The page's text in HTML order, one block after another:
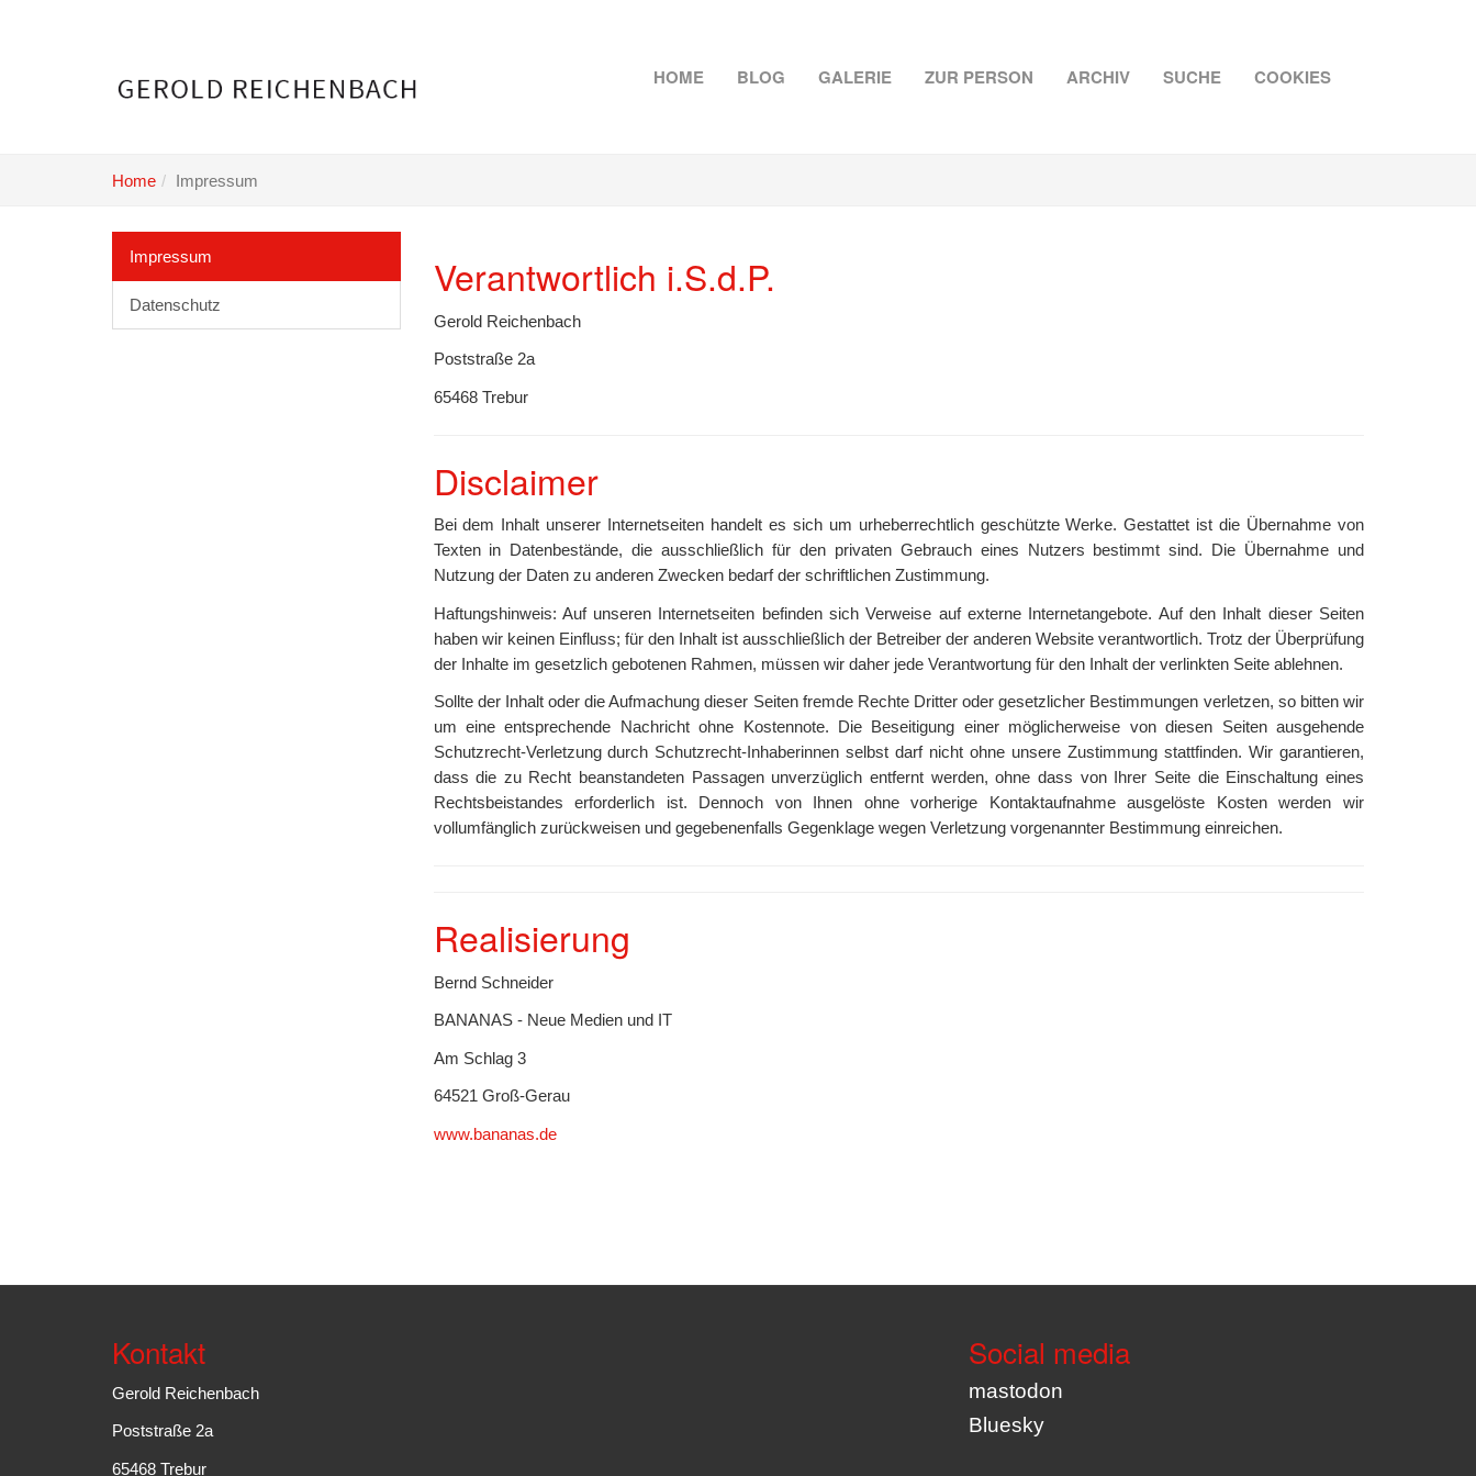
HOME BLOG GALERIE ZUR PERSON ARCHIV SUCHE COOKIES
Home Impressum
Impressum
Datenschutz
Verantwortlich i.S.d.P.
Gerold Reichenbach
Poststraße 2a
65468 Trebur
Disclaimer
Bei dem Inhalt unserer Internetseiten handelt es sich um urheberrechtlich geschützte Werke. Gestattet ist die Übernahme von
Texten in Datenbestände, die ausschließlich für den privaten Gebrauch eines Nutzers bestimmt sind. Die Übernahme und
Nutzung der Daten zu anderen Zwecken bedarf der schriftlichen Zustimmung.
Haftungshinweis: Auf unseren Internetseiten befinden sich Verweise auf externe Internetangebote. Auf den Inhalt dieser Seiten
haben wir keinen Einfluss; für den Inhalt ist ausschließlich der Betreiber der anderen Website verantwortlich. Trotz der Überprüfung
der Inhalte im gesetzlich gebotenen Rahmen, müssen wir daher jede Verantwortung für den Inhalt der verlinkten Seite ablehnen.
Sollte der Inhalt oder die Aufmachung dieser Seiten fremde Rechte Dritter oder gesetzlicher Bestimmungen verletzen, so bitten wir
um eine entsprechende Nachricht ohne Kostennote. Die Beseitigung einer möglicherweise von diesen Seiten ausgehende
Schutzrecht-Verletzung durch Schutzrecht-Inhaberinnen selbst darf nicht ohne unsere Zustimmung stattfinden. Wir garantieren,
dass die zu Recht beanstandeten Passagen unverzüglich entfernt werden, ohne dass von Ihrer Seite die Einschaltung eines
Rechtsbeistandes erforderlich ist. Dennoch von Ihnen ohne vorherige Kontaktaufnahme ausgelöste Kosten werden wir
vollumfänglich zurückweisen und gegebenenfalls Gegenklage wegen Verletzung vorgenannter Bestimmung einreichen.
Realisierung
Bernd Schneider
BANANAS - Neue Medien und IT
Am Schlag 3
64521 Groß-Gerau
www.bananas.de
Kontakt
Gerold Reichenbach
Poststraße 2a
65468 Trebur
Social media
mastodon
Bluesky